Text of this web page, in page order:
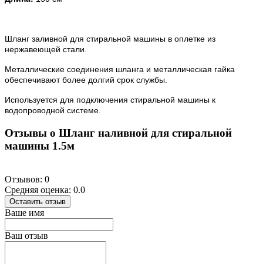
Шланг заливной для стиральной машины в оплетке из
нержавеющей стали.
Металлические соединения шланга и металлическая гайка
обеспечивают более долгий срок службы.
Используется для подключения стиральной машины к
водопроводной системе.
Отзывы о Шланг наливной для стиральной
машины 1.5м
Отзывов: 0
Средняя оценка: 0.0
Оставить отзыв
Ваше имя
Ваш отзыв